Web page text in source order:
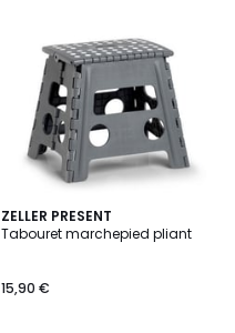
ZELLER PRESENT
Tabouret marchepied pliant
15,90 €